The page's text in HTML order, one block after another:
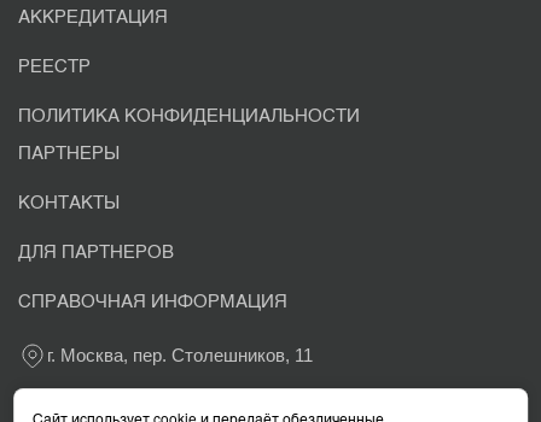
АККРЕДИТАЦИЯ
РЕЕСТР
ПОЛИТИКА КОНФИДЕНЦИАЛЬНОСТИ
ПАРТНЕРЫ
КОНТАКТЫ
ДЛЯ ПАРТНЕРОВ
СПРАВОЧНАЯ ИНФОРМАЦИЯ
г. Москва, пер. Столешников, 11
Сайт использует cookie и передаёт обезличенные